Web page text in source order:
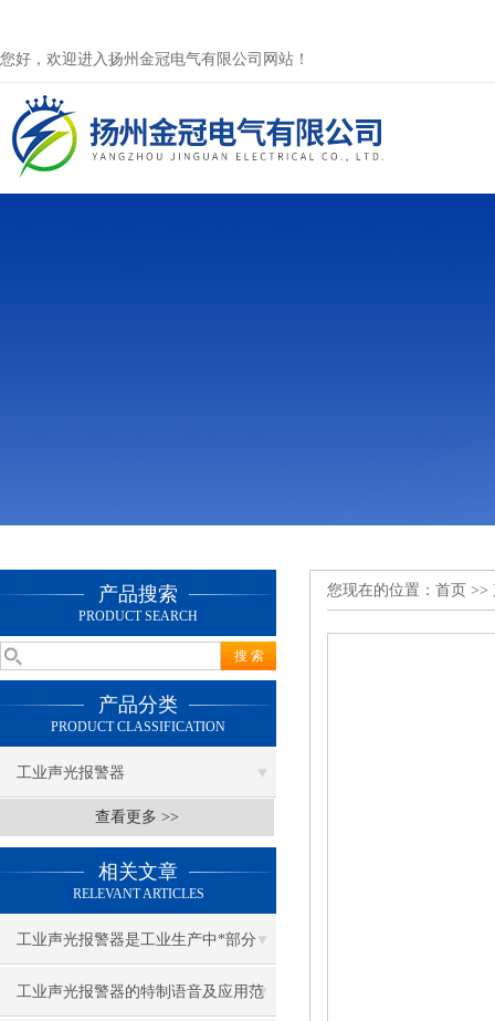
您好，欢迎进入扬州金冠电气有限公司网站！
产品搜索
PRODUCT SEARCH
产品分类
PRODUCT CLASSIFICATION
工业声光报警器
查看更多 >>
相关文章
RELEVANT ARTICLES
工业声光报警器是工业生产中*部分
工业声光报警器的特制语音及应用范
您现在的位置： 首页 >>